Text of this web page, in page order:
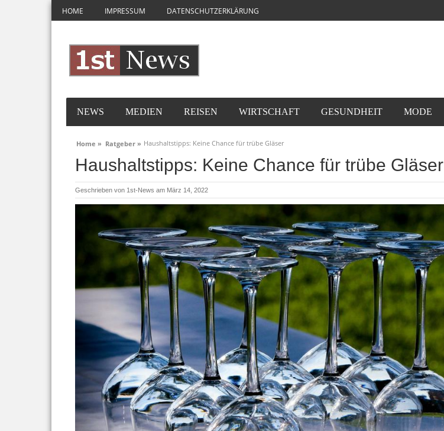
HOME IMPRESSUM DATENSCHUTZERKLÄRUNG
NEWS MEDIEN REISEN WIRTSCHAFT GESUNDHEIT MODE
Home » Ratgeber » Haushaltstipps: Keine Chance für trübe Gläser
Haushaltstipps: Keine Chance für trübe Gläser
Geschrieben von 1st-News am März 14, 2022